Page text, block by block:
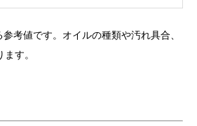
考値です。オイルの種類や汚れ具合、
す。